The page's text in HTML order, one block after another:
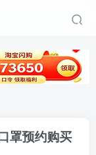
罩预约购买